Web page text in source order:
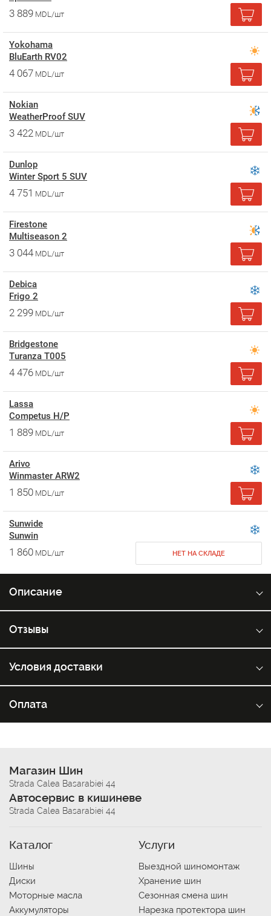
3 889 MDL/шт
Yokohama
BluEarth RV02
4 067 MDL/шт
Nokian
WeatherProof SUV
3 422 MDL/шт
Dunlop
Winter Sport 5 SUV
4 751 MDL/шт
Firestone
Multiseason 2
3 044 MDL/шт
Debica
Frigo 2
2 299 MDL/шт
Bridgestone
Turanza T005
4 476 MDL/шт
Lassa
Competus H/P
1 889 MDL/шт
Arivo
Winmaster ARW2
1 850 MDL/шт
Sunwide
Sunwin
1 860 MDL/шт НЕТ НА СКЛАДЕ
Описание
Отзывы
Условия доставки
Оплата
Магазин Шин
Strada Calea Basarabiei 44
Автосервис в кишиневе
Strada Calea Basarabiei 44
Каталог
Шины
Диски
Моторные масла
Аккумуляторы
Услуги
Выездной шиномонтаж
Хранение шин
Сезонная смена шин
Нарезка протектора шин